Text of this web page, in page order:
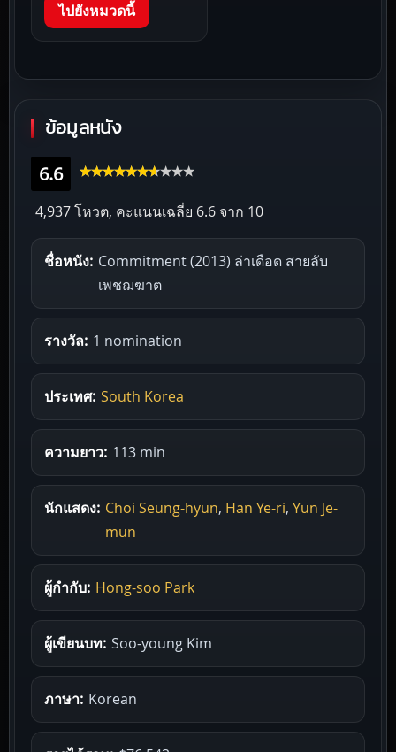
ไปยังหมวดนี้
ข้อมูลหนัง
6.6
4,937 โหวต, คะแนนเฉลี่ย 6.6 จาก 10
ชื่อหนัง: Commitment (2013) ล่าเดือด สายลับ
เพชฌฆาต
รางวัล: 1 nomination
ประเทศ: South Korea
ความยาว: 113 min
นักแสดง: Choi Seung-hyun, Han Ye-ri, Yun Je-
mun
ผู้กำกับ: Hong-soo Park
ผู้เขียนบท: Soo-young Kim
ภาษา: Korean